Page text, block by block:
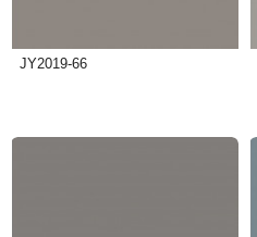
JY2019-66